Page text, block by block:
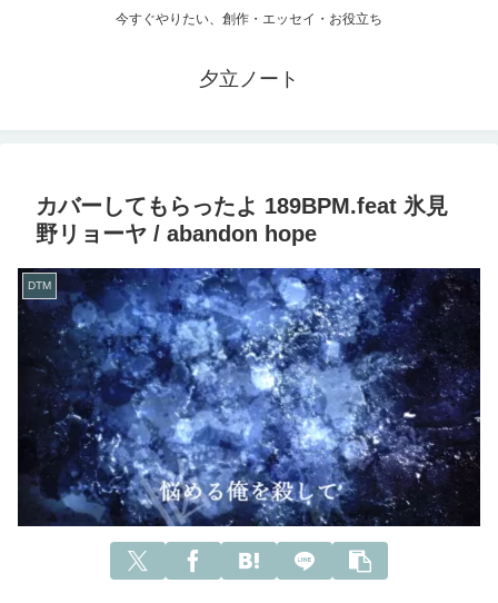
今すぐやりたい、創作・エッセイ・お役立ち
夕立ノート
カバーしてもらったよ 189BPM.feat 氷見
野リョーヤ / abandon hope
DTM